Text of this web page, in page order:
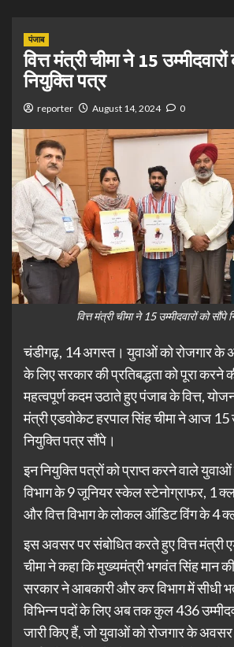
पंजाब
वित्त मंत्री चीमा ने 15
नियुक्ति पत्र
reporter August 14, 2024 0
वित्त मंत्री चीमा ने 15 उम्मीदवारों को सौंपे
चंडीगढ़, 14 अगस्त। युवाओं को रोजगार के
के लिए सरकार की प्रतिबद्धता को पूरा करने
महत्वपूर्ण कदम उठाते हुए पंजाब के वित्त,
मंत्री एडवोकेट हरपाल सिंह चीमा ने आज 15
नियुक्ति पत्र सौंपे।
इन नियुक्ति पत्रों को प्राप्त करने वाले
विभाग के 9 जूनियर स्केल स्टेनोग्राफर, 1
और वित्त विभाग के लोकल ऑडिट विंग के 4
इस अवसर पर संबोधित करते हुए वित्त मंत्री
चीमा ने कहा कि मुख्यमंत्री भगवंत सिंह मान
सरकार ने आबकारी और कर विभाग में सीधी
विभिन्न पदों के लिए अब तक कुल 436
जारी किए हैं, जो युवाओं को रोजगार के